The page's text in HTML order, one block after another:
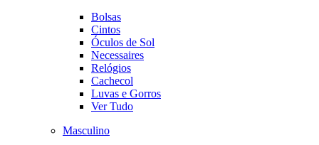
Bolsas
Cintos
Óculos de Sol
Necessaires
Relógios
Cachecol
Luvas e Gorros
Ver Tudo
Masculino